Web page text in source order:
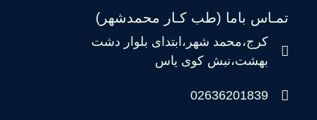
تمـاس باما (طب کـار محمدشهر)
کرج،محمد شهر،ابتدای بلوار دشت
بهشت،نبش کوی یاس
02636201839